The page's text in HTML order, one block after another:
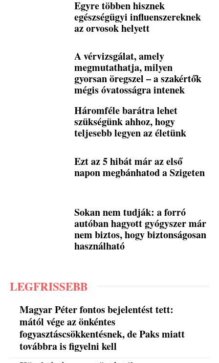
Egyre többen hisznek
egészségügyi influenszereknek
az orvosok helyett
A vérvizsgálat, amely
megmutathatja, milyen
gyorsan öregszel – a szakértők
mégis óvatosságra intenek
Háromféle barátra lehet
szükségünk ahhoz, hogy
teljesebb legyen az életünk
Ezt az 5 hibát már az első
napon megbánhatod a Szigeten
Sokan nem tudják: a forró
autóban hagyott gyógyszer már
nem biztos, hogy biztonságosan
használható
LEGFRISSEBB
Magyar Péter fontos bejelentést tett:
mától vége az önkéntes
fogyasztáscsökkentésnek, de Paks miatt
továbbra is figyelni kell